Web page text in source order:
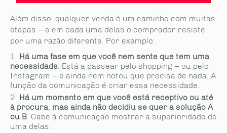
Além disso, qualquer venda é um caminho com muitas
etapas – e em cada uma delas o comprador resiste
por uma razão diferente. Por exemplo:
Há uma fase em que você nem sente que tem uma
necessidade. Está a passear pelo shopping – ou pelo
Instagram – e ainda nem notou que precisa de nada. A
função da comunicação é criar essa necessidade.
Há um momento em que você está receptivo ou até
à procura, mas ainda não decidiu se quer a solução A
ou B. Cabe à comunicação mostrar a superioridade de
uma delas.